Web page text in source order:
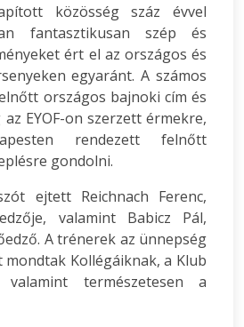
közösség száz évvel
fantasztikusan szép és
ért el az országos és
egyaránt. A számos
országos bajnoki cím és
EYOF-on szerzett érmekre,
rendezett felnőtt
gondolni.
ejtett Reichnach Ferenc,
valamint Babicz Pál,
A trénerek az ünnepség
Kollégáiknak, a Klub
valamint természetesen a